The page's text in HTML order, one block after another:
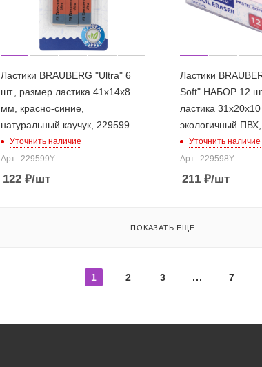
Ластики BRAUBERG "Ultra" 6
шт., размер ластика 41х14х8
мм, красно-синие,
натуральный каучук, 229599.
Уточнить наличие
Арт.: 229599Y
122₽/шт
Ластики
Soft" НАБОР 12
ластика
экологичный
Уточнить наличие
Арт.: 229598Y
211₽/шт
ПОКАЗАТЬ ЕЩЕ
1 2 3 7